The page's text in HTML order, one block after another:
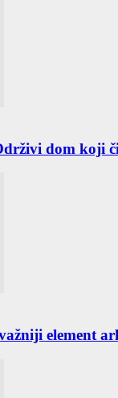
dom koji
element